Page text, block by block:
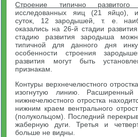
Строение типично развитого
исследованных яиц (21 яйцо),
суток, 12 зародышей, т. е.
оказались на 26-й стадии
стадию развития зародыша
типичной для данного дня
особенности строения
развития могут быть
признакам.
Контуры верхнечелюстного
изогнутую линию. Расширенный
нижнечелюстного отростка
нижним краем вентрального
(полукольцом). Последний
жаберную дуги. Третья и
больше не видны.